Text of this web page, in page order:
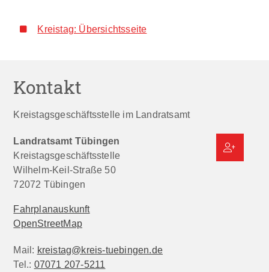
Kreistag: Übersichtsseite
Kontakt
Kreistagsgeschäftsstelle im Landratsamt
Landratsamt Tübingen
Kreistagsgeschäftsstelle
Wilhelm-Keil-Straße 50
72072 Tübingen
Fahrplanauskunft
OpenStreetMap
Mail: kreistag@kreis-tuebingen.de
Tel.: 07071 207-5211